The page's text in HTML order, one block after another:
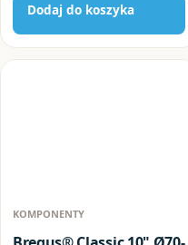
Dodaj do koszyka
KOMPONENTY